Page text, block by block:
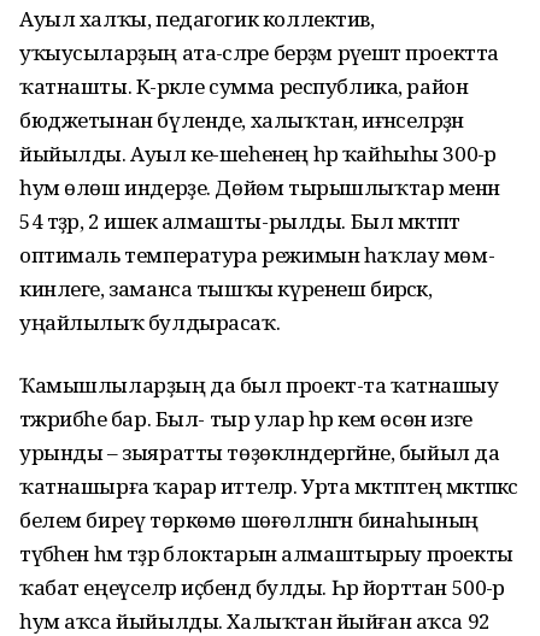
Ауыл халҡы, педагогик коллектив,
уҡыусыларҙың ата-әсәләре берҙәм рәүештә проектта
ҡатнашты. Кә-рәкле сумма республика, район
бюджетынан бүленде, халыҡтан, иғәнәселәрҙән
йыйылды. Ауыл ке-шеһенең һәр ҡайһыһы 300-әр
һум өлөш индерҙе. Дөйөм тырышлыҡтар менән
54 тәҙрә, 2 ишек алмашты-рылды. Был мәктәптә
оптималь температура режимын һаҡлау мөм-
кинлеге, заманса тышҡы күренеш бирәсәк,
уңайлылыҡ булдырасаҡ.
Ҡамышлыларҙың да был проект-та ҡатнашыу
тәжрибәһе бар. Был- тыр улар һәр кем өсөн изге
урынды – зыяратты төҙөкләндергәйне, быйыл да
ҡатнашырға ҡарар иттеләр. Урта мәктәптең мәктәпкәсә
белем биреү төркөмө шөғөлләнгән бинаһының
түбәһен һәм тәҙрә блоктарын алмаштырыу проекты
ҡабат еңеүселәр иҫәбендә булды. Һәр йорттан 500-әр
һум аҡса йыйылды. Халыҡтан йыйған аҡса 92